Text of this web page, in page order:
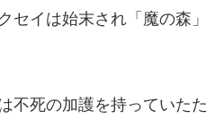
セイは始末され「魔の森」
不死の加護を持っていたた